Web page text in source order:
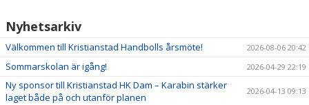
Nyhetsarkiv
Välkommen till Kristianstad Handbolls årsmöte! 2026-08-06 20:42
Sommarskolan är igång! 2026-04-29 22:19
Ny sponsor till Kristianstad HK Dam – Karabin stärker
laget både på och utanför planen
2026-04-13 09:13